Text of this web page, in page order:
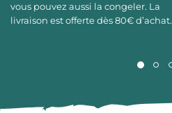
vous pouvez aussi la congeler. La
livraison est offerte dès 80€ d’achat.